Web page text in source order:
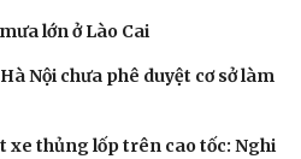
lớn ở Lào Cai
Nội chưa phê duyệt cơ sở làm
xe thủng lốp trên cao tốc: Nghi